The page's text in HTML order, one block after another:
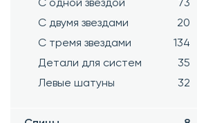
С одной звездой
73
С двумя звездами
20
С тремя звездами
134
Детали для систем
35
Левые шатуны
32